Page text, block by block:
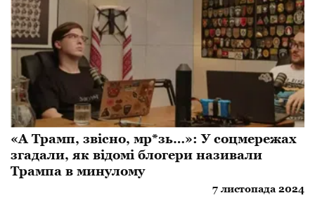
«А Трамп, звісно, мр*зь…»: У соцмережах
згадали, як відомі блогери називали
Трампа в минулому
7 листопада 2024